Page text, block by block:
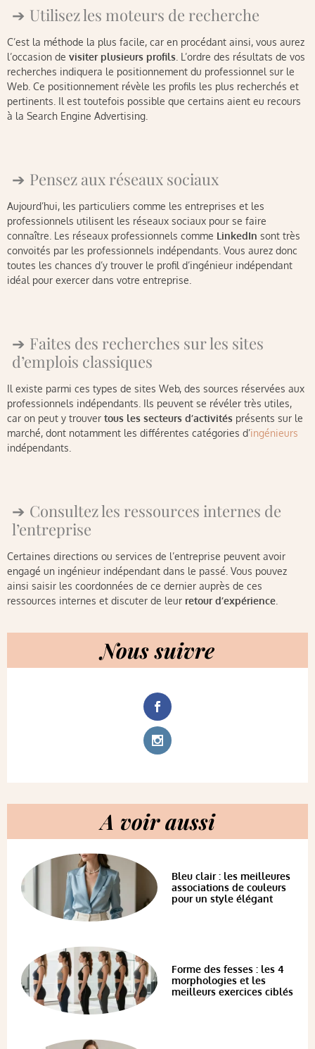
Utilisez les moteurs de recherche
C’est la méthode la plus facile, car en procédant ainsi, vous aurez
l’occasion de visiter plusieurs profils . L’ordre des résultats de vos
recherches indiquera le positionnement du professionnel sur le
Web. Ce positionnement révèle les profils les plus recherchés et
pertinents. Il est toutefois possible que certains aient eu recours
à la Search Engine Advertising.
Pensez aux réseaux sociaux
Aujourd’hui, les particuliers comme les entreprises et les
professionnels utilisent les réseaux sociaux pour se faire
connaître. Les réseaux professionnels comme LinkedIn sont très
convoités par les professionnels indépendants. Vous aurez donc
toutes les chances d’y trouver le profil d’ingénieur indépendant
idéal pour exercer dans votre entreprise.
Faites des recherches sur les sites
d’emplois classiques
Il existe parmi ces types de sites Web, des sources réservées aux
professionnels indépendants. Ils peuvent se révéler très utiles,
car on peut y trouver tous les secteurs d’activités présents sur le
marché, dont notamment les différentes catégories d’ingénieurs
indépendants.
Consultez les ressources internes de
l’entreprise
Certaines directions ou services de l’entreprise peuvent avoir
engagé un ingénieur indépendant dans le passé. Vous pouvez
ainsi saisir les coordonnées de ce dernier auprès de ces
ressources internes et discuter de leur retour d’expérience
Nous suivre
A voir aussi
Bleu clair : les meilleures
associations de couleurs
pour un style élégant
Forme des fesses : les 4
morphologies et les
meilleurs exercices ciblés